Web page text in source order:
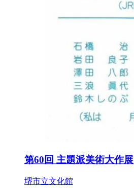
第60回 主題派美術大作展
堺市立文化館